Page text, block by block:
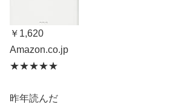
￥1,620
Amazon.co.jp
★★★★★
昨年読んだ